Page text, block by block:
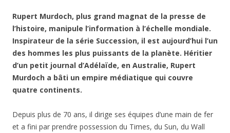
Rupert Murdoch, plus grand magnat de la presse de
l’histoire, manipule l’information à l’échelle mondiale.
Inspirateur de la série Succession, il est aujourd’hui l’un
des hommes les plus puissants de la planète. Héritier
d’un petit journal d’Adélaïde, en Australie, Rupert
Murdoch a bâti un empire médiatique qui couvre
quatre continents.
Depuis plus de 70 ans, il dirige ses équipes d’une main de fer
et a fini par prendre possession du Times, du Sun, du Wall